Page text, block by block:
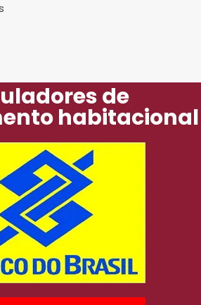
de
habitacional